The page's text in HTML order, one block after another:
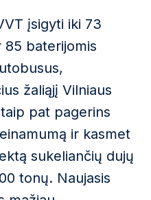
įsigyti iki 73
baterijomis
žaliąjį Vilniaus
pat pagerins
ir kasmet
sukeliančių dujų
tonų. Naujasis